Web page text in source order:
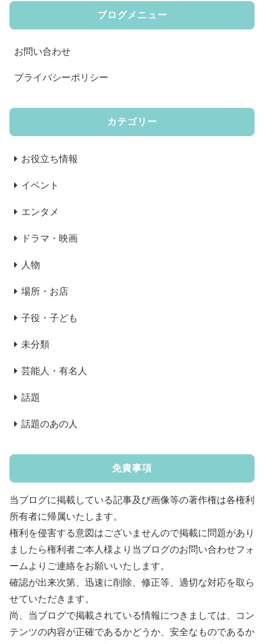
ブログメニュー
お問い合わせ
プライバシーポリシー
カテゴリー
お役立ち情報
イベント
エンタメ
ドラマ・映画
人物
場所・お店
子役・子ども
未分類
芸能人・有名人
話題
話題のあの人
免責事項
当ブログに掲載している記事及び画像等の著作権は各権利
所有者に帰属いたします。
権利を侵害する意図はございませんので掲載に問題があり
ましたら権利者ご本人様より当ブログのお問い合わせフォ
ームよりご連絡をお願いいたします。
確認が出来次第、迅速に削除、修正等、適切な対応を取ら
せていただきます。
尚、当ブログで掲載されている情報につきましては、コン
テンツの内容が正確であるかどうか、安全なものであるか